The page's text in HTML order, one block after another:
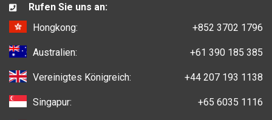
Rufen Sie uns an:
Hongkong:
+852 3702 1796
Australien: +61 390 185 385
Vereinigtes Königreich: +44 207 193 1138
Singapur: +65 6035 1116